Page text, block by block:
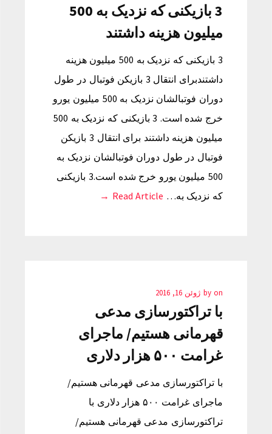
3 بازیکنی که نزدیک به 500
میلیون هزینه داشتند
3 بازیکنی که نزدیک به 500 میلیون هزینه
داشتندبرای انتقال 3 بازیکن فوتبال در طول
دوران فوتبالشان نزدیک به 500 میلیون یورو
خرج شده است. 3 بازیکنی که نزدیک به 500
میلیون هزینه داشتند برای انتقال 3 بازیکن
فوتبال در طول دوران فوتبالشان نزدیک به
500 میلیون یورو خرج شده است.3 بازیکنی
که نزدیک به… Read Article →
by on ژوئن 16, 2016
با تراکتورسازی مدعی
قهرمانی هستیم/ ماجرای
غرامت ۵۰۰ هزار دلاری
با تراکتورسازی مدعی قهرمانی هستیم/
ماجرای غرامت ۵۰۰ هزار دلاری با
تراکتورسازی مدعی قهرمانی هستیم/